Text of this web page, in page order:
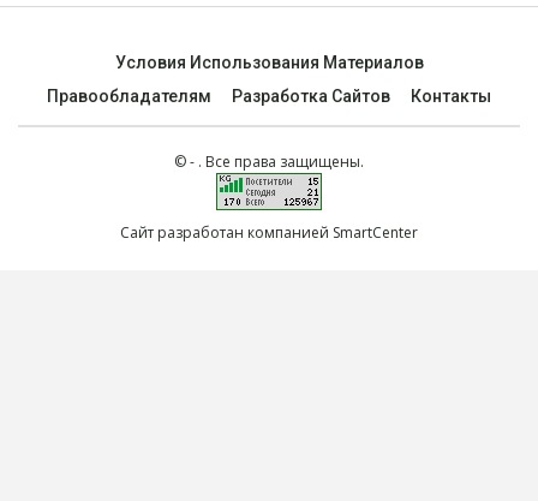
Условия Использования Материалов
Правообладателям
Разработка Сайтов Контакты
© - . Все права защищены.
Сайт разработан компанией SmartCenter